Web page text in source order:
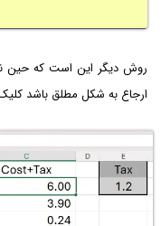
روش دیگر این است که حین
ارجاع به شکل مطلق باشد